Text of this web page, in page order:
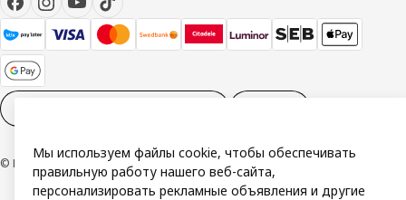
© Inter IKEA Systems B.V. 1999-2026
Мы используем файлы cookie, чтобы обеспечивать
правильную работу нашего веб-сайта,
персонализировать рекламные объявления и другие